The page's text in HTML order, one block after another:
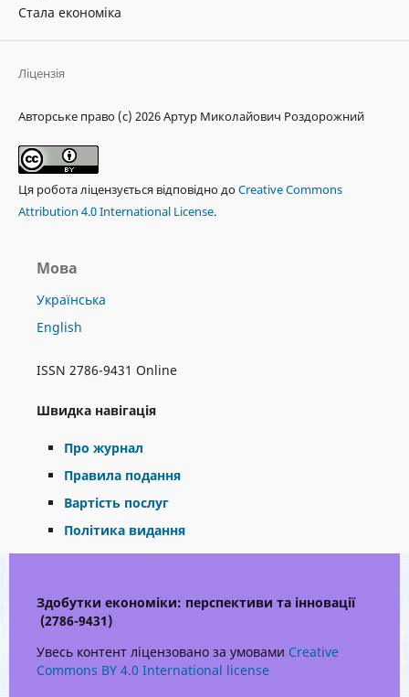
Стала економіка
Ліцензія
Авторське право (c) 2026 Артур Миколайович Роздорожний
Ця робота ліцензується відповідно доCreative Commons
Attribution 4.0 International License.
Мова
Українська
English
ISSN 2786-9431 Online
Швидка навігація
Про журнал
Правила подання
Вартість послуг
Політика видання
Здобутки економіки: перспективи та інновації
(2786-9431)
Увесь контент ліцензовано за умовами Creative
Commons BY 4.0 International license